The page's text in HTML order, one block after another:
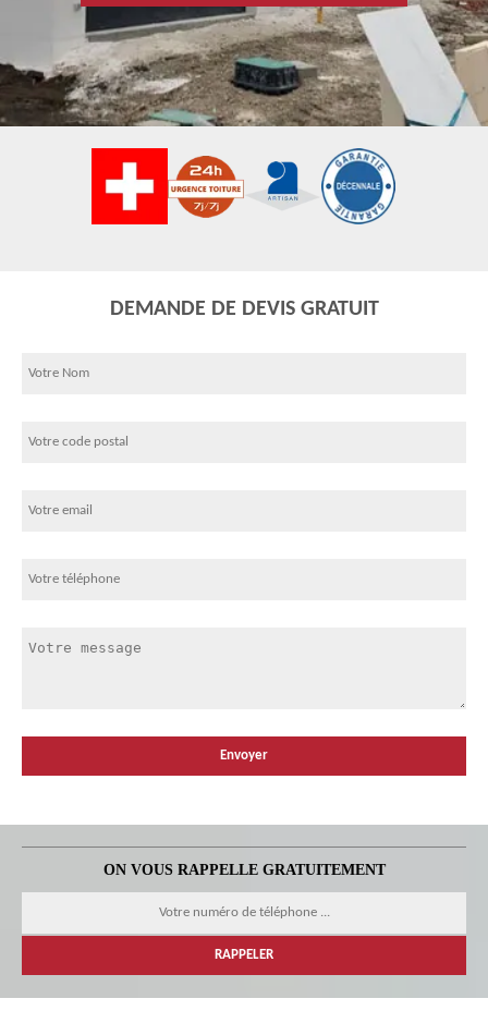
DEMANDE DE DEVIS GRATUIT
ON VOUS RAPPELLE GRATUITEMENT